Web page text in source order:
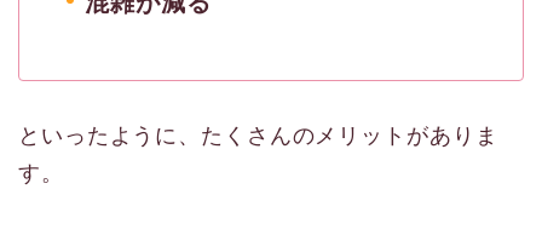
といったように、たくさんのメリットがありま
す。